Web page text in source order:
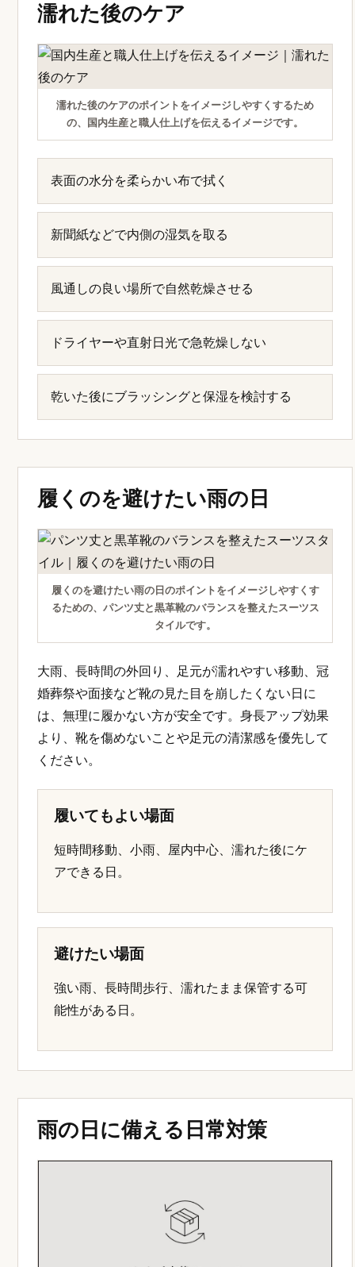
濡れた後のケア
濡れた後のケアのポイントをイメージしやすくするため
の、国内生産と職人仕上げを伝えるイメージです。
表面の水分を柔らかい布で拭く
新聞紙などで内側の湿気を取る
風通しの良い場所で自然乾燥させる
ドライヤーや直射日光で急乾燥しない
乾いた後にブラッシングと保湿を検討する
履くのを避けたい雨の日
履くのを避けたい雨の日のポイントをイメージしやすくす
るための、パンツ丈と黒革靴のバランスを整えたスーツス
タイルです。
大雨、長時間の外回り、足元が濡れやすい移動、冠
婚葬祭や面接など靴の見た目を崩したくない日に
は、無理に履かない方が安全です。身長アップ効果
より、靴を傷めないことや足元の清潔感を優先して
ください。
履いてもよい場面
短時間移動、小雨、屋内中心、濡れた後にケ
アできる日。
避けたい場面
強い雨、長時間歩行、濡れたまま保管する可
能性がある日。
雨の日に備える日常対策